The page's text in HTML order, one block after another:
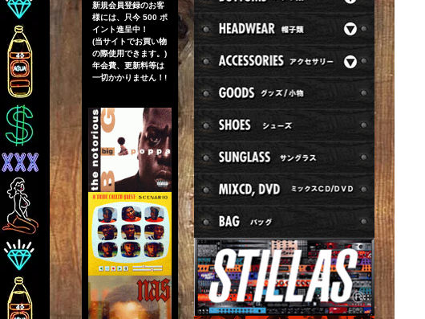
新規会員登録のお客
様には、只今 500 ポ
イント進呈中！
(当サイトでお買い物
の際使用できます。)
年会費、更新料等は
一切かかりません！!